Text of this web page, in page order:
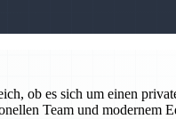
ob es sich um einen
Team und modernem